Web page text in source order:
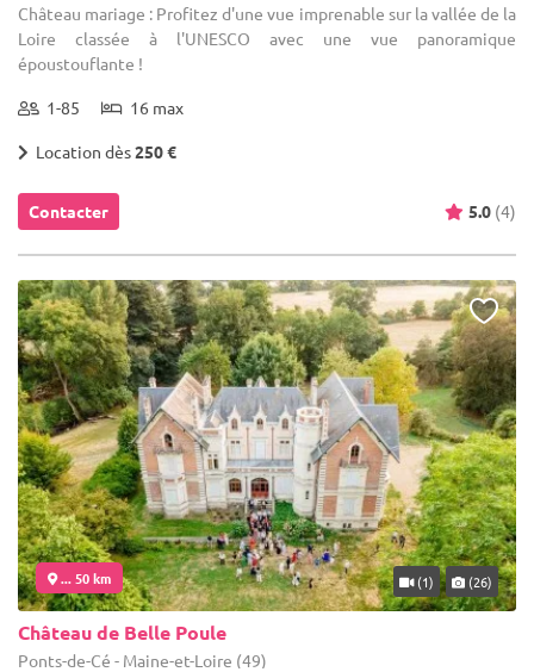
Château mariage : Profitez d'une vue imprenable sur la vallée de la
Loire classée à l'UNESCO avec une vue panoramique
époustouflante !
1-85 16 max
Location dès250 €
Contacter 5.0 (4)
... 50 km (1) (26)
Château de Belle Poule
Ponts-de-Cé - Maine-et-Loire (49)